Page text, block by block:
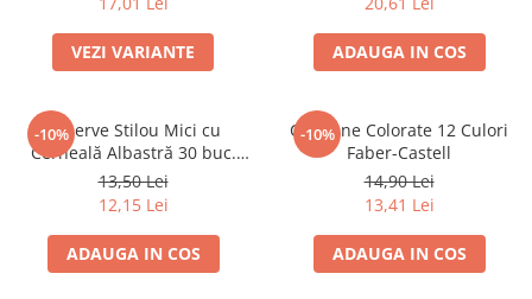
Caiete Tip II
Vocabulare
Calculatoare
Instrumente de scris și desen
Brush Pen-uri
Carioci
Creioane cerate
VEZI VARIANTE ADAUGA IN COS
-10%
Rezerve Stilou Mici cu
Cerneală Albastră 30 buc.
Faber-Castell
13,50 Lei
12,15 Lei
ADAUGA IN COS
-10%
Creioane Colorate 12 Culori
Faber-Castell
14,90 Lei
13,41 Lei
ADAUGA IN COS